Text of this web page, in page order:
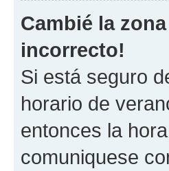
Cambié la
incorrecto!
Si está seguro
horario de
entonces la
comuniquese